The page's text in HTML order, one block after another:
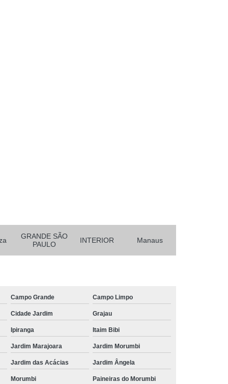
Mobiliário Técnico Cco
com Regulagem de Altura
Mobiliário Técnico Noc
para Centro de Controle
para Monitoramento
para Sala de Operação
para Salas de Monitoramento
de Controle
Rack de Metal para Ti
GRANDE SÃO
PAULO
INTERIOR Manaus
Campo Grande Campo Limpo
Cidade Jardim Grajau
Ipiranga Itaim Bibi
Jardim Marajoara Jardim Morumbi
Jardim das Acácias Jardim Ângela
Morumbi Paineiras do Morumbi